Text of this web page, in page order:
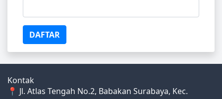
DAFTAR
Kontak
📍 Jl. Atlas Tengah No.2, Babakan Surabaya, Kec.